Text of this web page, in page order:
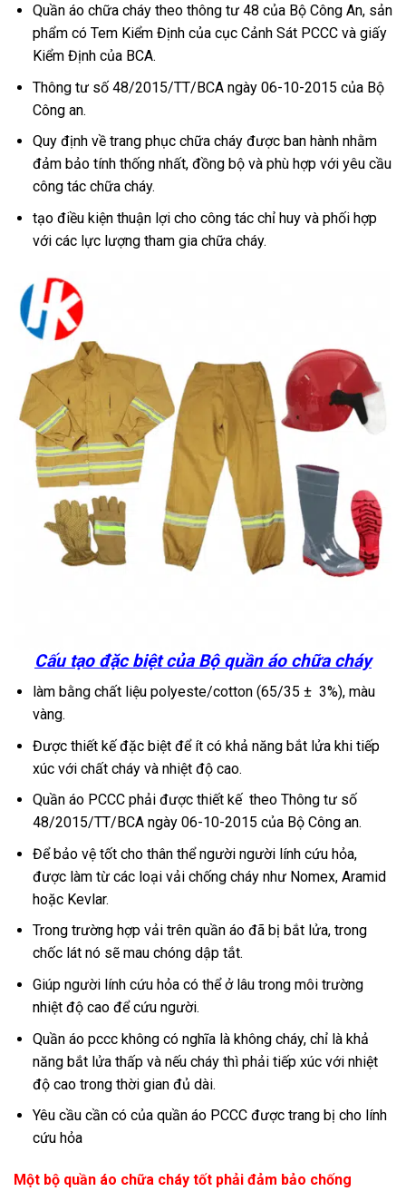
Quần áo chữa cháy theo thông tư 48 của Bộ Công An, sản
phẩm có Tem Kiểm Định của cục Cảnh Sát PCCC và giấy
Kiểm Định của BCA.
Thông tư số 48/2015/TT/BCA ngày 06-10-2015 của Bộ
Công an.
Quy định về trang phục chữa cháy được ban hành nhằm
đảm bảo tính thống nhất, đồng bộ và phù hợp với yêu cầu
công tác chữa cháy.
tạo điều kiện thuận lợi cho công tác chỉ huy và phối hợp
với các lực lượng tham gia chữa cháy.
Cấu tạo đặc biệt của Bộ quần áo chữa cháy
làm bằng chất liệu polyeste/cotton (65/35 ± 3%), màu
vàng.
Được thiết kế đặc biệt để ít có khả năng bắt lửa khi tiếp
xúc với chất cháy và nhiệt độ cao.
Quần áo PCCC phải được thiết kế theo Thông tư số
48/2015/TT/BCA ngày 06-10-2015 của Bộ Công an.
Để bảo vệ tốt cho thân thể người người lính cứu hỏa,
được làm từ các loại vải chống cháy như Nomex, Aramid
hoặc Kevlar.
Trong trường hợp vải trên quần áo đã bị bắt lửa, trong
chốc lát nó sẽ mau chóng dập tắt.
Giúp người lính cứu hỏa có thể ở lâu trong môi trường
nhiệt độ cao để cứu người.
Quần áo pccc không có nghĩa là không cháy, chỉ là khả
năng bắt lửa thấp và nếu cháy thì phải tiếp xúc với nhiệt
độ cao trong thời gian đủ dài.
Yêu cầu cần có của quần áo PCCC được trang bị cho lính
cứu hỏa
Một bộ quần áo chữa cháy tốt phải đảm bảo chống